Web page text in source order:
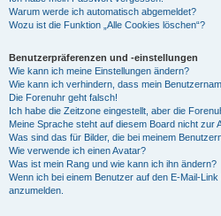
Warum werde ich automatisch abgemeldet?
Wozu ist die Funktion „Alle Cookies löschen“?
Benutzerpräferenzen und -einstellungen
Wie kann ich meine Einstellungen ändern?
Wie kann ich verhindern, dass mein
Die Forenuhr geht falsch!
Ich habe die Zeitzone eingestellt, aber die
Meine Sprache steht auf diesem Board nicht zur
Was sind das für Bilder, die bei meinem
Wie verwende ich einen Avatar?
Was ist mein Rang und wie kann ich ihn ändern?
Wenn ich bei einem Benutzer auf den E-Mail-
anzumelden.